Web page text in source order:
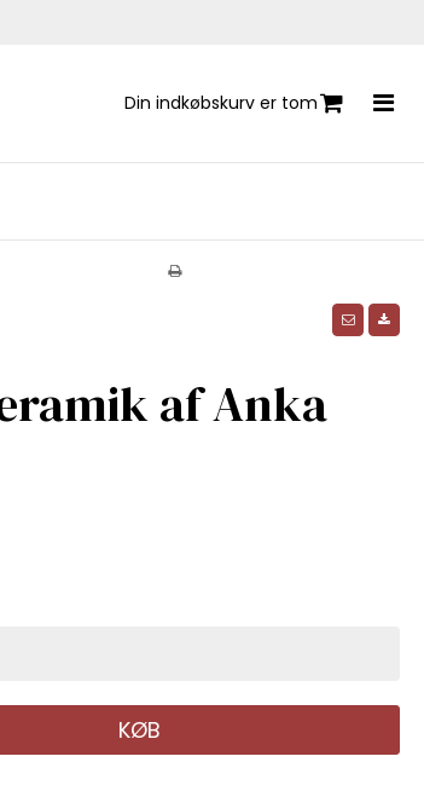
Din indkøbskurv er tom
af Anka
KØB